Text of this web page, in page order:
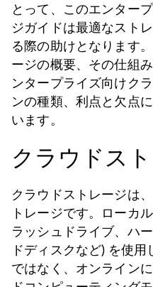
とって、このエンター
ジガイドは最適なスト
る際の助けとなります
ージの概要、その仕組
ンタープライズ向けク
ンの種類、利点と欠点
います。
クラウドス
クラウドストレージは
トレージです。ローカ
ラッシュドライブ、ハ
ドディスクなど) を使
ではなく、オンライン